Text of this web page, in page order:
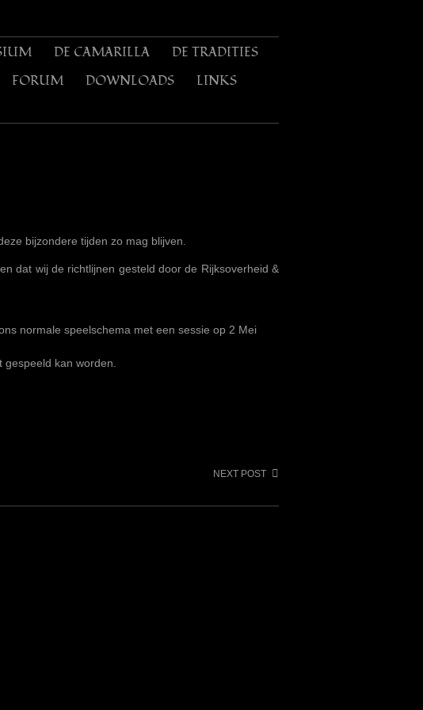
DE CAMARILLA
DE TRADITIES
FORUM DOWNLOADS
LINKS
bijzondere tijden zo mag blijven.
dat wij de richtlijnen gesteld door de Rijksoverheid &
normale speelschema met een sessie op 2 Mei
gespeeld kan worden.
NEXT POST